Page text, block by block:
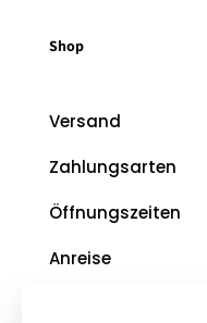
Shop
Versand
Zahlungsarten
Öffnungszeiten
Anreise